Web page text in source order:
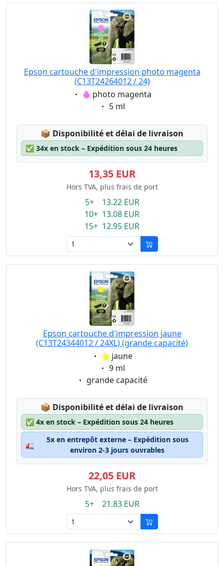
Epson cartouche d'impression photo magenta
(C13T24264012 / 24)
Eigenschaft:
photo magenta
Eigenschaft:
5 ml
📦 Lagerstatus:
Disponibilité et délai de livraison
✅ 34x en stock – Expédition sous 24 heures
13,35 EUR
Hors TVA, plus frais de port
5+ 13.22 EUR
10+ 13.08 EUR
15+ 12.95 EUR
Epson cartouche d'impression jaune
(C13T24344012 / 24XL) (grande capacité)
Eigenschaft:
jaune
Eigenschaft:
9 ml
Eigenschaft:
grande capacité
📦 Lagerstatus:
Disponibilité et délai de livraison
✅ 4x en stock – Expédition sous 24 heures
🚛
5x en entrepôt externe – Expédition sous
environ 2-3 jours ouvrables
22,05 EUR
Hors TVA, plus frais de port
5+ 21.83 EUR